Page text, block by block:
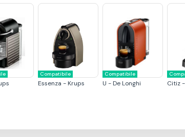
Compatibile
Essenza - Krups
Compatibile
U - De Longhi Citiz